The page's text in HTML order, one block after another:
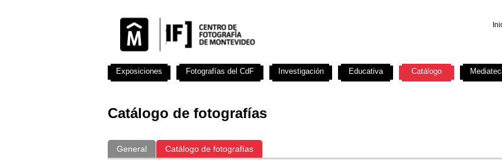
Catálogo de fotografías
General Catálogo de fotografías
Exposiciones Fotografías del CdF Investigación Educativa Catálogo